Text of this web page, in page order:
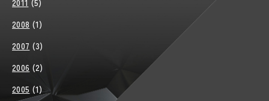
2011 (5)
2008 (1)
2007 (3)
2006 (2)
2005 (1)